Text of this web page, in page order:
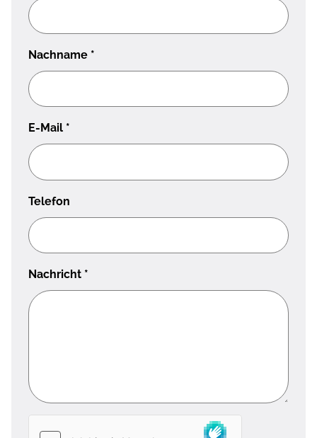
Nachname *
E-Mail *
Telefon
Nachricht *